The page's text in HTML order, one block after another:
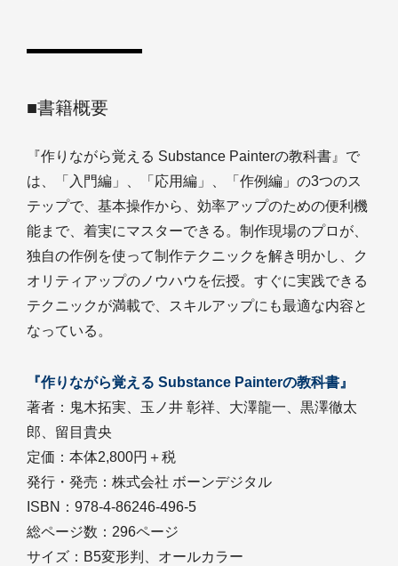
■書籍概要
『作りながら覚える Substance Painterの教科書』で
は、「入門編」、「応用編」、「作例編」の3つのス
テップで、基本操作から、効率アップのための便利機
能まで、着実にマスターできる。制作現場のプロが、
独自の作例を使って制作テクニックを解き明かし、ク
オリティアップのノウハウを伝授。すぐに実践できる
テクニックが満載で、スキルアップにも最適な内容と
なっている。
『作りながら覚える Substance Painterの教科書』
著者：鬼木拓実、玉ノ井 彰祥、大澤龍一、黒澤徹太
郎、留目貴央
定価：本体2,800円＋税
発行・発売：株式会社 ボーンデジタル
ISBN：978-4-86246-496-5
総ページ数：296ページ
サイズ：B5変形判、オールカラー